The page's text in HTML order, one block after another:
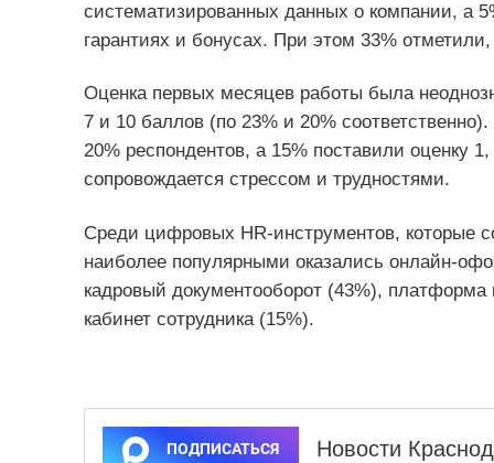
систематизированных данных о компании, а
гарантиях и бонусах. При этом 33%
Оценка первых месяцев работы была
7 и 10 баллов (по 23% и 20%
20% респондентов, а 15% поставили оценку
сопровождается стрессом и трудностями.
Среди цифровых HR-инструментов, которые
наиболее популярными оказались онлайн-
кадровый документооборот (43%),
кабинет сотрудника (15%).
ПОДПИСАТЬСЯ Новости